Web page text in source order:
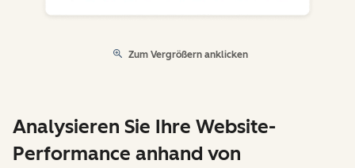
Zum Vergrößern anklicken
Analysieren Sie Ihre Website-
Performance anhand von